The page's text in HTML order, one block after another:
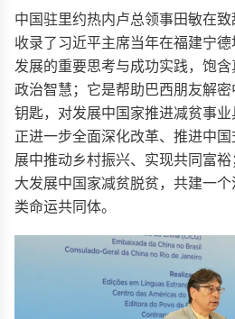
中国驻里约热内卢总领事田敏在致
收录了习近平主席当年在福建宁
发展的重要思考与成功实践，饱
政治智慧；它是帮助巴西朋友解
钥匙，对发展中国家推进减贫事
正进一步全面深化改革、推进中
展中推动乡村振兴、实现共同富
大发展中国家减贫脱贫，共建一
类命运共同体。